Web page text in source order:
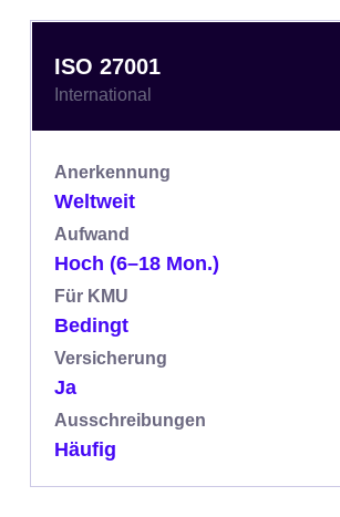
ISO 27001
International
Anerkennung
Weltweit
Aufwand
Hoch (6–18 Mon.)
Für KMU
Bedingt
Versicherung
Ja
Ausschreibungen
Häufig